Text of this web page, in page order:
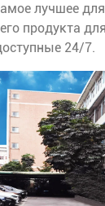
лучшее
продукта
24/7.